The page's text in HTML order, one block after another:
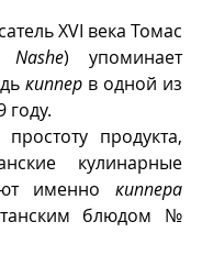
XVI века Томас
Nashe) упоминает
киппер в одной из
году.
кулинарные
именно киппера
блюдом №